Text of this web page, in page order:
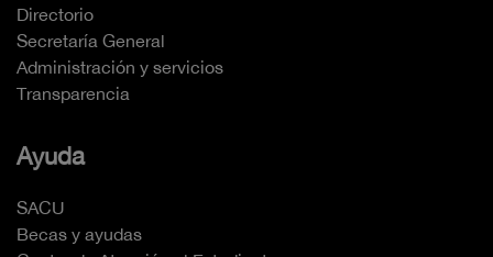
Directorio
Secretaría General
Administración y servicios
Transparencia
Ayuda
SACU
Becas y ayudas